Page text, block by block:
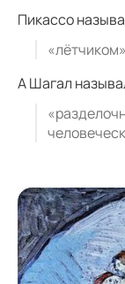
Пикассо
А Шагал